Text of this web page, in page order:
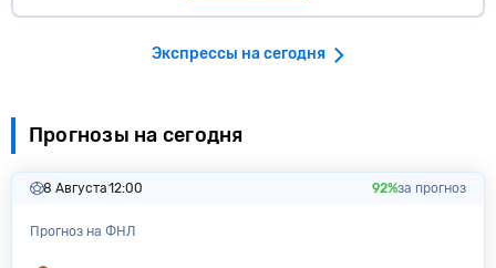
Экспрессы на сегодня
Прогнозы на сегодня
8 Августа12:00 92%за прогноз
Прогноз на ФНЛ